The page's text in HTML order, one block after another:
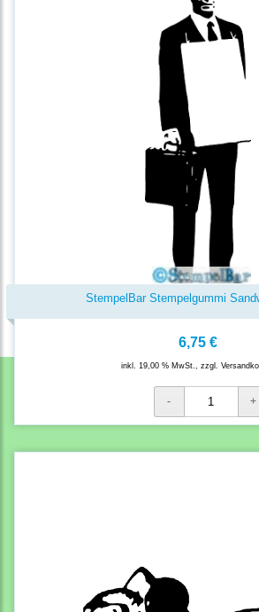
StempelBar Stempelgummi
6,75 €
inkl. 19,00 % MwSt., zzgl.